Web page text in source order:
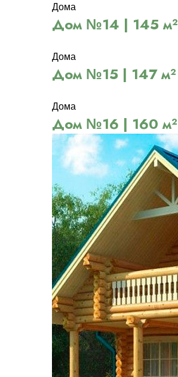
Дома
Дом №14 | 145 м²
Дома
Дом №15 | 147 м²
Дома
Дом №16 | 160 м²